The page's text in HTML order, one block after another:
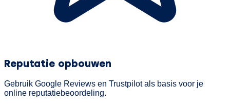
Reputatie opbouwen
Gebruik Google Reviews en Trustpilot als basis voor je
online reputatiebeoordeling.